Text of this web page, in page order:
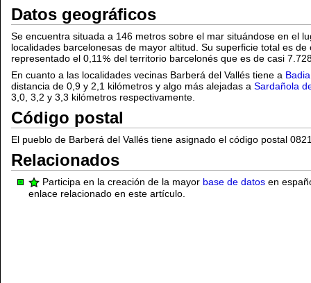
Datos geográficos
Se encuentra situada a 146 metros sobre el mar situándose en el
localidades barcelonesas de mayor altitud. Su superficie total es
representado el 0,11
del territorio barcelonés que es de casi
En cuanto a las localidades vecinas Barberá del Vallés tiene a
distancia de 0,9 y 2,1 kilómetros y algo más alejadas a Sardañola
3,0, 3,2 y 3,3 kilómetros respectivamente.
Código postal
El pueblo de Barberá del Vallés tiene asignado el código postal
Relacionados
Participa en la creación de la mayor base de datos en
enlace relacionado en este artículo.